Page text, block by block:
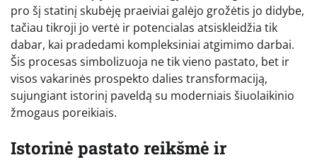
pro šį statinį skubėję praeiviai galėjo grožėtis jo didybe,
tačiau tikroji jo vertė ir potencialas atsiskleidžia tik
dabar, kai pradedami kompleksiniai atgimimo darbai.
Šis procesas simbolizuoja ne tik vieno pastato, bet ir
visos vakarinės prospekto dalies transformaciją,
sujungiant istorinį paveldą su moderniais šiuolaikinio
žmogaus poreikiais.
Istorinė pastato reikšmė ir